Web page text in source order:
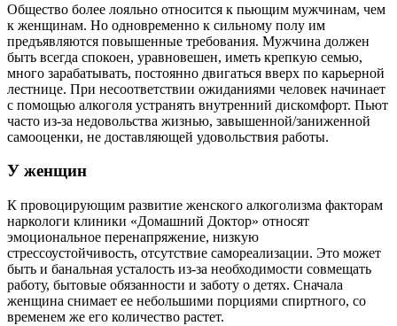
Общество более лояльно относится к пьющим мужчинам, чем
к женщинам. Но одновременно к сильному полу им
предъявляются повышенные требования. Мужчина должен
быть всегда спокоен, уравновешен, иметь крепкую семью,
много зарабатывать, постоянно двигаться вверх по карьерной
лестнице. При несоответствии ожиданиями человек начинает
с помощью алкоголя устранять внутренний дискомфорт. Пьют
часто из-за недовольства жизнью, завышенной/заниженной
самооценки, не доставляющей удовольствия работы.
У женщин
К провоцирующим развитие женского алкоголизма факторам
наркологи клиники «Домашний Доктор» относят
эмоциональное перенапряжение, низкую
стрессоустойчивость, отсутствие самореализации. Это может
быть и банальная усталость из-за необходимости совмещать
работу, бытовые обязанности и заботу о детях. Сначала
женщина снимает ее небольшими порциями спиртного, со
временем же его количество растет.